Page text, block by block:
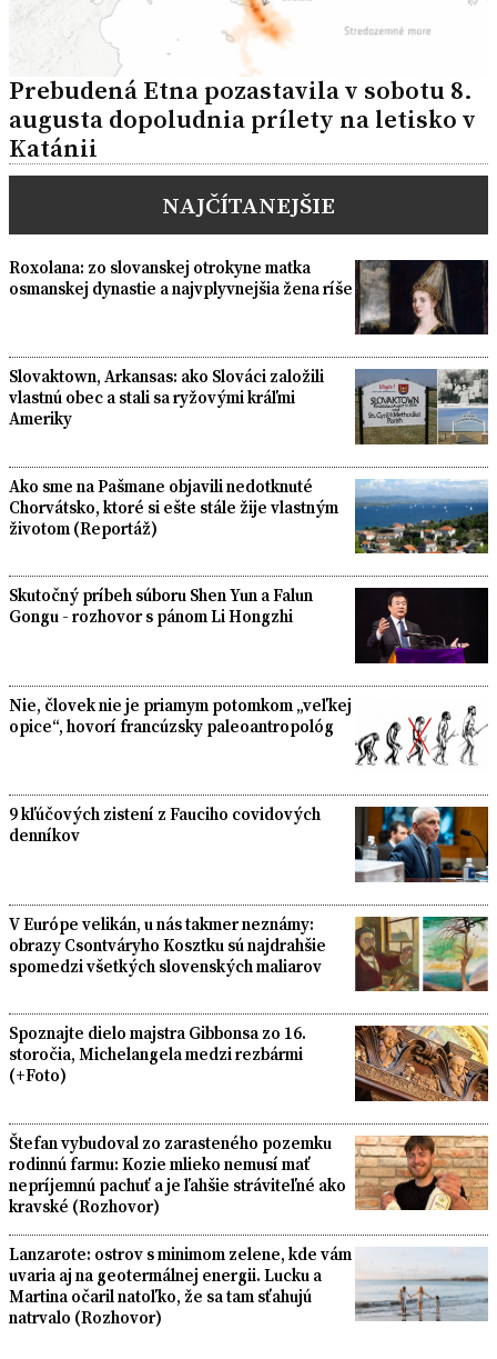
Prebudená Etna pozastavila v sobotu 8.
augusta dopoludnia prílety na letisko v
Katánii
NAJČÍTANEJŠIE
Roxolana: zo slovanskej otrokyne matka
osmanskej dynastie a najvplyvnejšia žena ríše
Slovaktown, Arkansas: ako Slováci založili
vlastnú obec a stali sa ryžovými kráľmi
Ameriky
Ako sme na Pašmane objavili nedotknuté
Chorvátsko, ktoré si ešte stále žije vlastným
životom (Reportáž)
Skutočný príbeh súboru Shen Yun a Falun
Gongu - rozhovor s pánom Li Hongzhi
Nie, človek nie je priamym potomkom „veľkej
opice“, hovorí francúzsky paleoantropológ
9 kľúčových zistení z Fauciho covidových
denníkov
V Európe velikán, u nás takmer neznámy:
obrazy Csontváryho Kosztku sú najdrahšie
spomedzi všetkých slovenských maliarov
Spoznajte dielo majstra Gibbonsa zo 16.
storočia, Michelangela medzi rezbármi
(+Foto)
Štefan vybudoval zo zarasteného pozemku
rodinnú farmu: Kozie mlieko nemusí mať
nepríjemnú pachuť a je ľahšie stráviteľné ako
kravské (Rozhovor)
Lanzarote: ostrov s minimom zelene, kde vám
uvaria aj na geotermálnej energii. Lucku a
Martina očaril natoľko, že sa tam sťahujú
natrvalo (Rozhovor)